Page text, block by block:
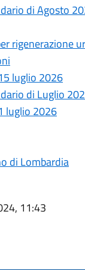
di Agosto
rigenerazione
luglio 2026
di Luglio
luglio 2026
di Lombardia
11:43